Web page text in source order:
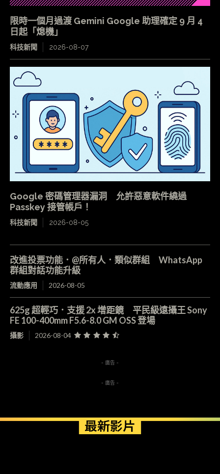
限時一個月過渡 Gemini Google 助理確定 9 月 4
日起「熄機」
科技新聞 2026-08-07
Google 密碼管理器漏洞 允許惡意軟件繞過
Passkey 接管帳戶！
科技新聞 2026-08-05
改進投票功能．@所有人．類似群組 WhatsApp
群組對話功能升級
流動應用 2026-08-05
625g 超輕巧．支援 2x 增距鏡 平民級遠攝王 Sony
FE 100-400mm F5.6-8.0 GM OSS 登場
攝影 2026-08-04
- 廣告 -
- 廣告 -
最新影片